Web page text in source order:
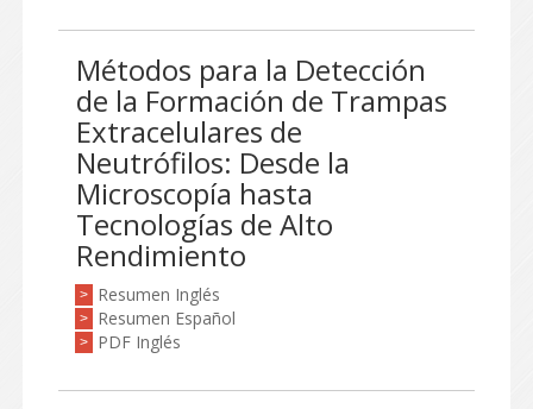
Métodos para la Detección
de la Formación de Trampas
Extracelulares de
Neutrófilos: Desde la
Microscopía hasta
Tecnologías de Alto
Rendimiento
> Resumen Inglés
> Resumen Español
> PDF Inglés